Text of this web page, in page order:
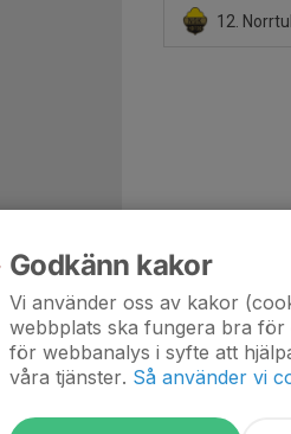
12.
Godkänn kakor
Vi använder oss av kakor
webbplats ska fungera bra för
för webbanalys i syfte att
våra tjänster. Så använder vi